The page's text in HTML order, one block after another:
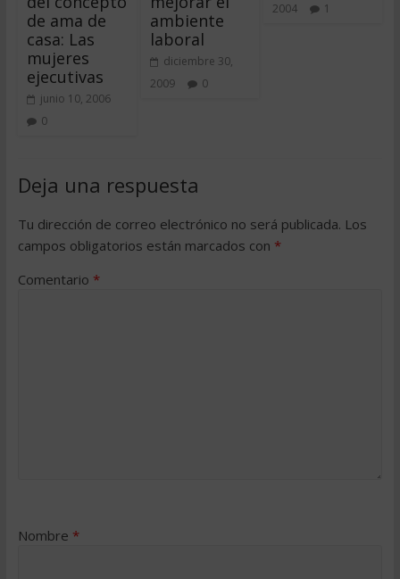
de ama de
casa: Las
mujeres
ejecutivas
junio 10, 2006
0
ambiente
laboral
diciembre 30,
2009
0
2004
1
Deja una respuesta
Tu dirección de correo electrónico no será publicada. Los
campos obligatorios están marcados con *
Comentario *
Nombre *